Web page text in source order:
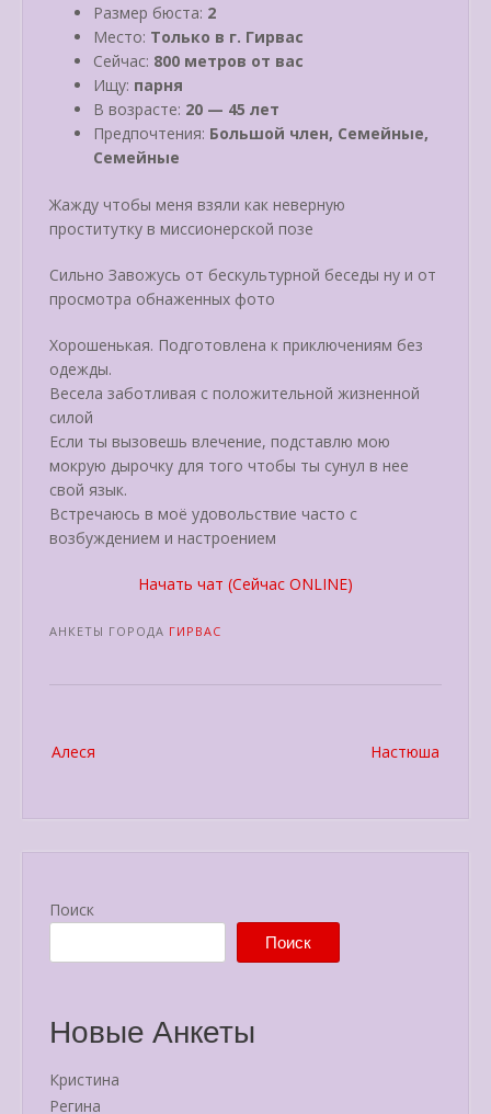
Размер бюста: 2
Место: Только в г. Гирвас
Сейчас: 800 метров от вас
Ищу: парня
В возрасте: 20 — 45 лет
Предпочтения: Большой член, Семейные,
Семейные
Жажду чтобы меня взяли как неверную
проститутку в миссионерской позе
Сильно Завожусь от бескультурной беседы ну и от
просмотра обнаженных фото
Хорошенькая. Подготовлена к приключениям без
одежды.
Bесела заботливая с положительной жизненной
силой
Если ты вызовешь влечение, подставлю мою
мокрую дырочку для того чтобы ты сунул в нее
свой язык.
Встречаюсь в моё удовольствие часто с
возбуждением и настроением
Начать чат (Сейчас ONLINE)
АНКЕТЫ ГОРОДА ГИРВАС
navigation
Алеся Настюша
Поиск
Поиск
Новые Анкеты
Кристина
Регина